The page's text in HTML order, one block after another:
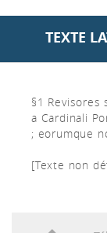
TEXTE
§1
a Cardinali
; eorumque
[Texte non